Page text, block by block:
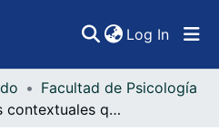
Log In
Facultad de Psicología
Factores contextuales que influyen en el delito de homicidio por los internos de la cárcel modelo de Barranquilla.